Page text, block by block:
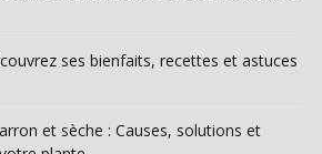
ses bienfaits, recettes et astuces
et sèche : Causes, solutions et